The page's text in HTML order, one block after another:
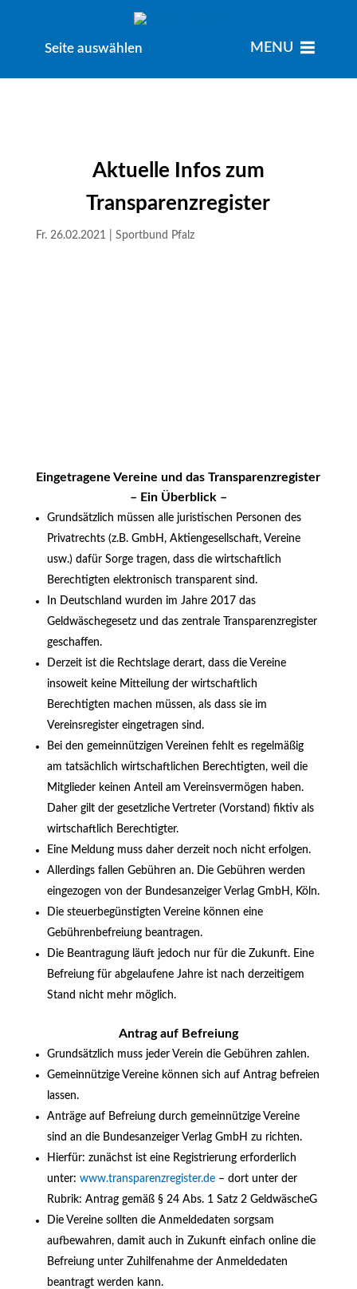
Seite auswählen MENU
Aktuelle Infos zum
Transparenzregister
Fr. 26.02.2021 Sportbund Pfalz
Eingetragene Vereine und das Transparenzregister
– Ein Überblick –
Grundsätzlich müssen alle juristischen Personen des
Privatrechts (z.B. GmbH, Aktiengesellschaft, Vereine
usw.) dafür Sorge tragen, dass die wirtschaftlich
Berechtigten elektronisch transparent sind.
In Deutschland wurden im Jahre 2017 das
Geldwäschegesetz und das zentrale Transparenzregister
geschaffen.
Derzeit ist die Rechtslage derart, dass die Vereine
insoweit keine Mitteilung der wirtschaftlich
Berechtigten machen müssen, als dass sie im
Vereinsregister eingetragen sind.
Bei den gemeinnützigen Vereinen fehlt es regelmäßig
am tatsächlich wirtschaftlichen Berechtigten, weil die
Mitglieder keinen Anteil am Vereinsvermögen haben.
Daher gilt der gesetzliche Vertreter (Vorstand) fiktiv als
wirtschaftlich Berechtigter.
Eine Meldung muss daher derzeit noch nicht erfolgen.
Allerdings fallen Gebühren an. Die Gebühren werden
eingezogen von der Bundesanzeiger Verlag GmbH, Köln.
Die steuerbegünstigten Vereine können eine
Gebührenbefreiung beantragen.
Die Beantragung läuft jedoch nur für die Zukunft. Eine
Befreiung für abgelaufene Jahre ist nach derzeitigem
Stand nicht mehr möglich.
Antrag auf Befreiung
Grundsätzlich muss jeder Verein die Gebühren zahlen.
Gemeinnützige Vereine können sich auf Antrag befreien
lassen.
Anträge auf Befreiung durch gemeinnützige Vereine
sind an die Bundesanzeiger Verlag GmbH zu richten.
Hierfür: zunächst ist eine Registrierung erforderlich
unter: www.transparenzregister.de– dort unter der
Rubrik: Antrag gemäß § 24 Abs. 1 Satz 2 GeldwäscheG
Die Vereine sollten die Anmeldedaten sorgsam
aufbewahren, damit auch in Zukunft einfach online die
Befreiung unter Zuhilfenahme der Anmeldedaten
beantragt werden kann.